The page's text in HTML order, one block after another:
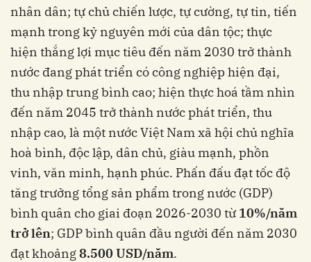
nhân dân; tự chủ chiến lược, tự cường, tự tin, tiến
mạnh trong kỷ nguyên mới của dân tộc; thực
hiện thắng lợi mục tiêu đến năm 2030 trở thành
nước đang phát triển có công nghiệp hiện đại,
thu nhập trung bình cao; hiện thực hoá tầm nhìn
đến năm 2045 trở thành nước phát triển, thu
nhập cao, là một nước Việt Nam xã hội chủ nghĩa
hoà bình, độc lập, dân chủ, giàu mạnh, phồn
vinh, văn minh, hạnh phúc. Phấn đấu đạt tốc độ
tăng trưởng tổng sản phẩm trong nước (GDP)
bình quân cho giai đoạn 2026-2030 từ 10%/năm
trở lên; GDP bình quân đầu người đến năm 2030
đạt khoảng8.500 USD/năm.